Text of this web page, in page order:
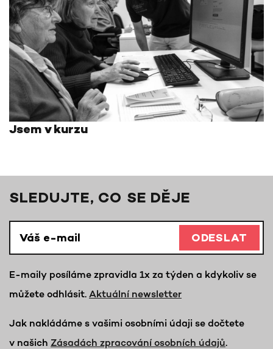
Jsem v kurzu
SLEDUJTE, CO SE DĚJE
ODESLAT
E-maily posíláme zpravidla 1x za týden a kdykoliv se
můžete odhlásit. Aktuální newsletter
Jak nakládáme s vašimi osobními údaji se dočtete
v našich Zásadách zpracování osobních údajů.